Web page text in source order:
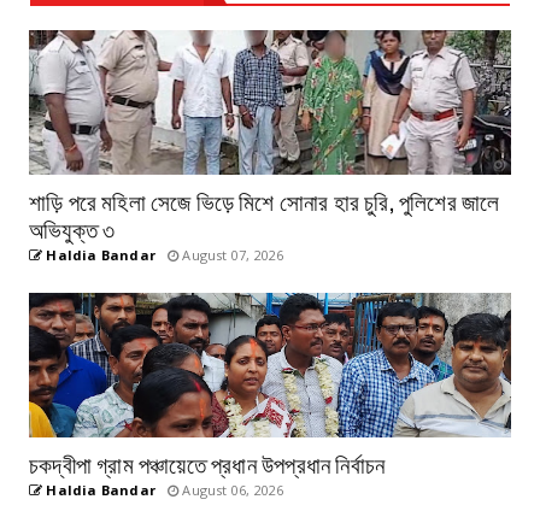
শাড়ি পরে মহিলা সেজে ভিড়ে মিশে সোনার হার চুরি, পুলিশের জালে
অভিযুক্ত ৩
Haldia Bandar August 07, 2026
চকদ্বীপা গ্রাম পঞ্চায়েতে প্রধান উপপ্রধান নির্বাচন
Haldia Bandar August 06, 2026